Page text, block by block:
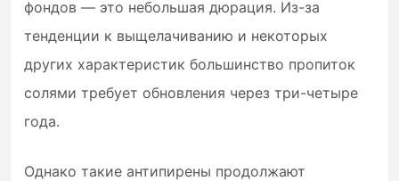
фондов — это небольшая дюрация. Из-за
тенденции к выщелачиванию и некоторых
других характеристик большинство пропиток
солями требует обновления через три-четыре
года.
Однако такие антипирены продолжают